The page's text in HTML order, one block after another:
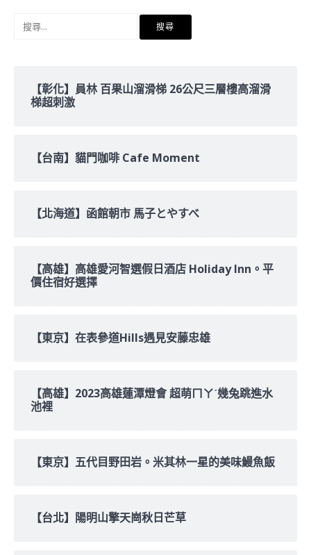
【彰化】員林 百果山溜滑梯 26公尺三層樓高溜滑
梯超刺激
【台南】貓門咖啡 Cafe Moment
【北海道】函館朝市 馬子とやすべ
【高雄】高雄愛河智選假日酒店 Holiday Inn。平
價住宿好選擇
【東京】在表參道Hills遇見安藤忠雄
【高雄】2023高雄蓮潭燈會 超萌ㄇㄚˊ幾兔跳進水
池裡
【東京】五代目野田岩。米其林一星的美味鰻魚飯
【台北】陽明山擎天崗秋日芒草